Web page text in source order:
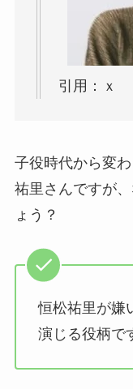
引用：ｘ
子役時代から変
祐里さんですが
ょう？
恒松祐里が嫌
演じる役柄で